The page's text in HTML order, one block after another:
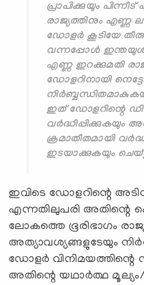
പ്രാപിക്കുയും
രാജ്യത്തിനും എണ്ണ
ഡോളര്‍ കൂടിയേ
വന്നപ്പോൾ
എണ്ണ ഇറക്കുമതി
ഡോളറിനായി
ഇത് ഡോളറിന്റെ
വര്‍ദ്ധിപ്പിക്കുകയും
ക്രമാതീതമായി
ഇടയാക്കുകയും
ഇവിടെ ഡോളറിന്റെ
എന്നതിലുപരി അതിന്റെ
ലോകത്തെ ഭൂരിഭാഗം
അത്യാവശ്യങ്ങളുടേയും
ഡോളർ വിനിമയത്തിന്റെ
അതിന്റെ യഥാർത്ഥ മൂല്യം/